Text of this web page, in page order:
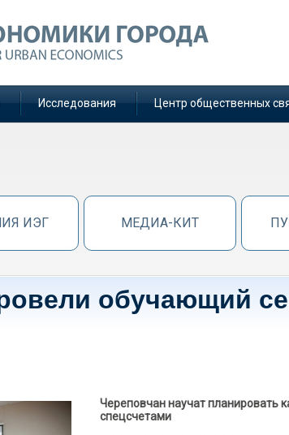
Исследования Центр общественных
ИЭГ МЕДИА-КИТ
обучающий
Череповчан научат планировать
спецсчетами